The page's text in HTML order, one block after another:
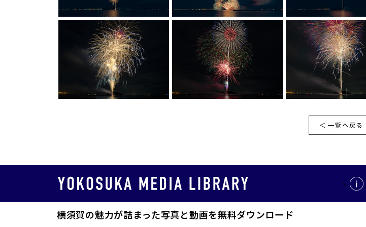
＜ 一覧へ戻る
横須賀の魅力が詰まった写真と動画を無料ダウンロード